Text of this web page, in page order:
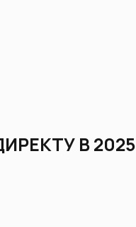
В 2025